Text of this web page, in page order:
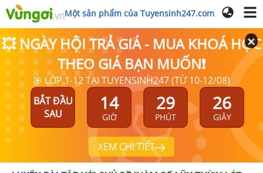
Một sản phẩm của Tuyensinh247.com
💥 NGÀY HỘI TRẢ GIÁ - MUA KHOÁ HỌC
THEO GIÁ BẠN MUỐN❗
🎯 LỚP 1-12 TẠI TUYENSINH247 (TỪ 10-12/08)
BẮT ĐẦU
SAU
14
GIỜ
29
PHÚT
25
GIÂY
XEM CHI TIẾT